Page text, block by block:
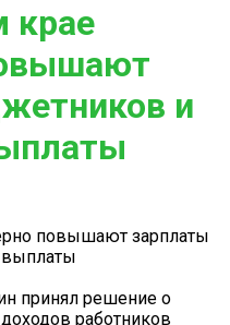
крае
и
повышают зарплаты
принял решение о
работников